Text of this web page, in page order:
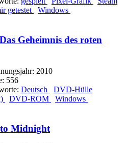
getestet
Windows
Geheimnis des roten
2010
556
Deutsch
DVD-Hülle
DVD-ROM Windows
Midnight